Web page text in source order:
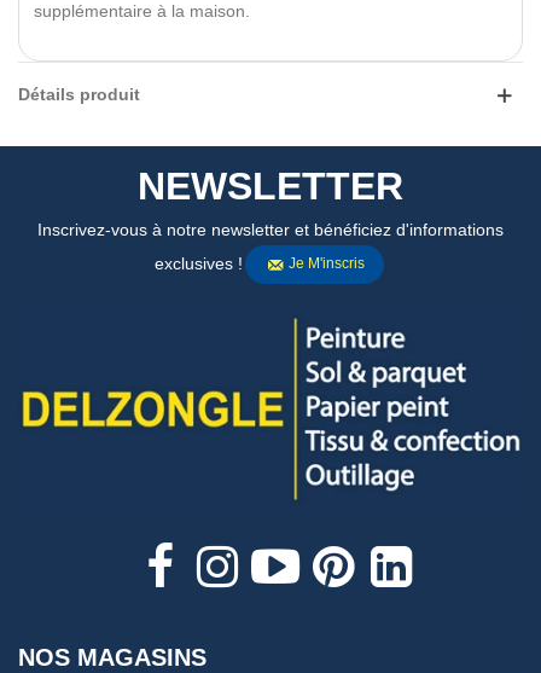
supplémentaire à la maison.
Détails produit
NEWSLETTER
Inscrivez-vous à notre newsletter et bénéficiez d'informations
exclusives !
Je M'inscris
NOS MAGASINS